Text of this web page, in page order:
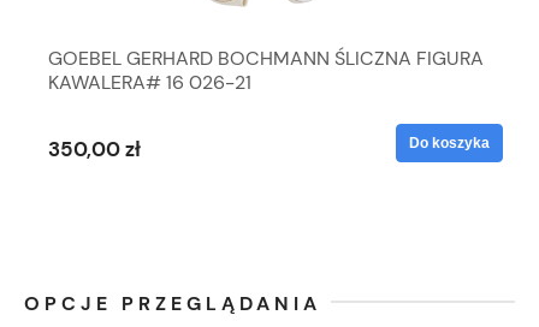
GOEBEL GERHARD BOCHMANN ŚLICZNA FIGURA
KAWALERA# 16 026-21
350,00 zł Do koszyka
OPCJE PRZEGLĄDANIA